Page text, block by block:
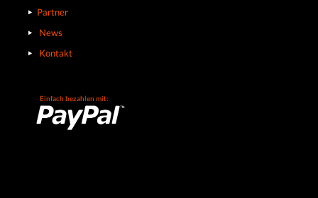
Partner
News
Kontakt
Einfach bezahlen mit: